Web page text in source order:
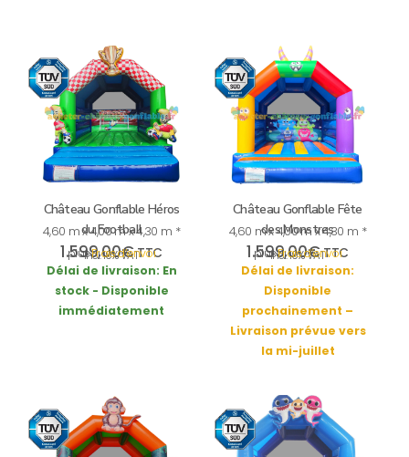
Château Gonflable Héros
du Football
4,60 m x 4,00 m x 4,30 m *
1.599,00€TTC
incl. 19% VAT
plusFrais d’envoi
Délai de livraison: En
stock - Disponible
immédiatement
Château Gonflable Fête
des Monstres
4,60 m x 4,00 m x 4,30 m *
1.599,00€TTC
incl. 19% VAT
plusFrais d’envoi
Délai de livraison:
Disponible
prochainement –
Livraison prévue vers
la mi-juillet